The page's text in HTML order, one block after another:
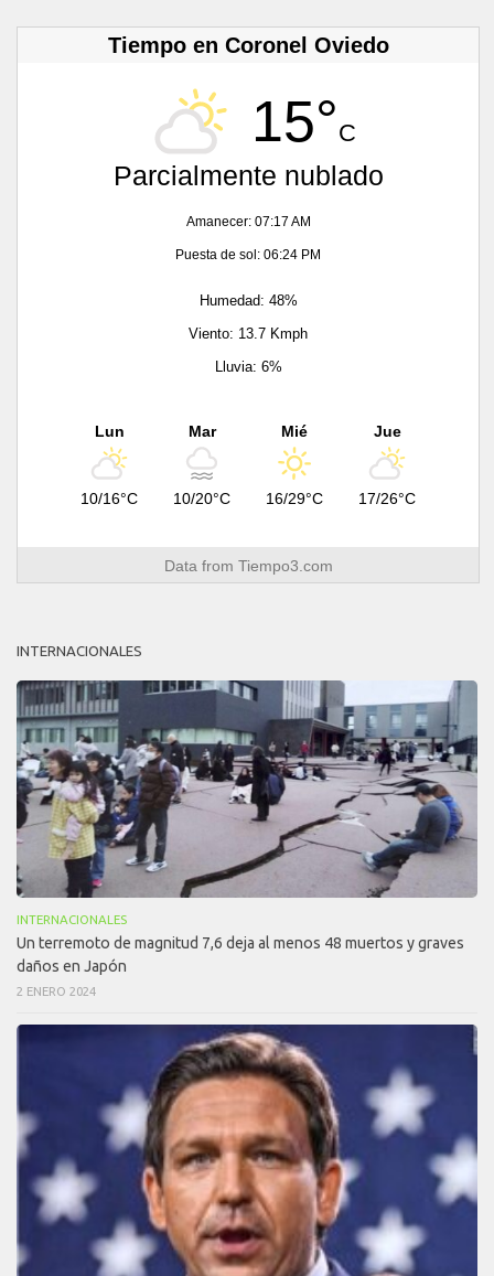
Tiempo en Coronel Oviedo
15°C
Parcialmente nublado
Amanecer: 07:17 AM
Puesta de sol: 06:24 PM
Humedad: 48%
Viento: 13.7 Kmph
Lluvia: 6%
Lun
10/16°C
Mar
10/20°C
Mié
16/29°C
Jue
17/26°C
Data from Tiempo3.com
INTERNACIONALES
INTERNACIONALES
Un terremoto de magnitud 7,6 deja al menos 48 muertos y graves
daños en Japón
2 ENERO 2024